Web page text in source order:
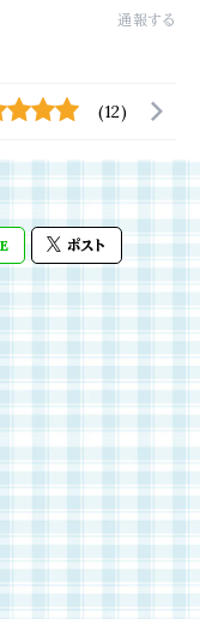
通報する
(12)
ポスト